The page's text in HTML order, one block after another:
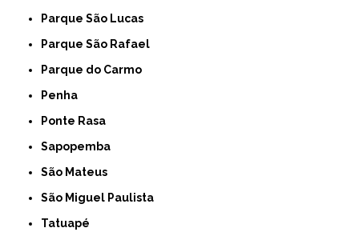
Parque São Lucas
Parque São Rafael
Parque do Carmo
Penha
Ponte Rasa
Sapopemba
São Mateus
São Miguel Paulista
Tatuapé